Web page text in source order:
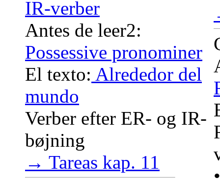
IR-verber
Antes de leer2:
Possessive pronominer
El texto: Alrededor del
mundo
Verber efter ER- og IR-
bøjning
→ Tareas kap. 11